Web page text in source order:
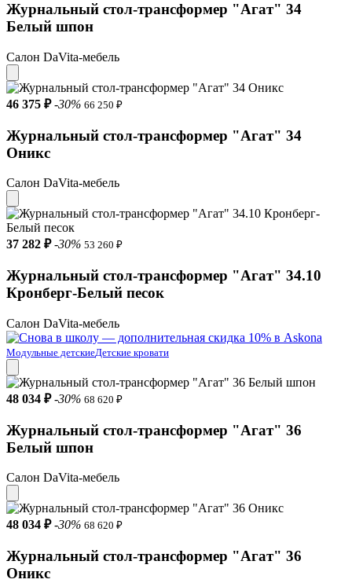
Журнальный стол-трансформер "Агат" 34
Белый шпон
Салон DaVita-мебель
46 375 ₽ -30% 66 250 ₽
Журнальный стол-трансформер "Агат" 34
Оникс
Салон DaVita-мебель
37 282 ₽ -30% 53 260 ₽
Журнальный стол-трансформер "Агат" 34.10
Кронберг-Белый песок
Салон DaVita-мебель
Модульные детскиеДетские кровати
48 034 ₽ -30% 68 620 ₽
Журнальный стол-трансформер "Агат" 36
Белый шпон
Салон DaVita-мебель
48 034 ₽ -30% 68 620 ₽
Журнальный стол-трансформер "Агат" 36
Оникс